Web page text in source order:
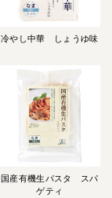
冷やし中華 しょうゆ味
国産有機生パスタ スパ
ゲティ